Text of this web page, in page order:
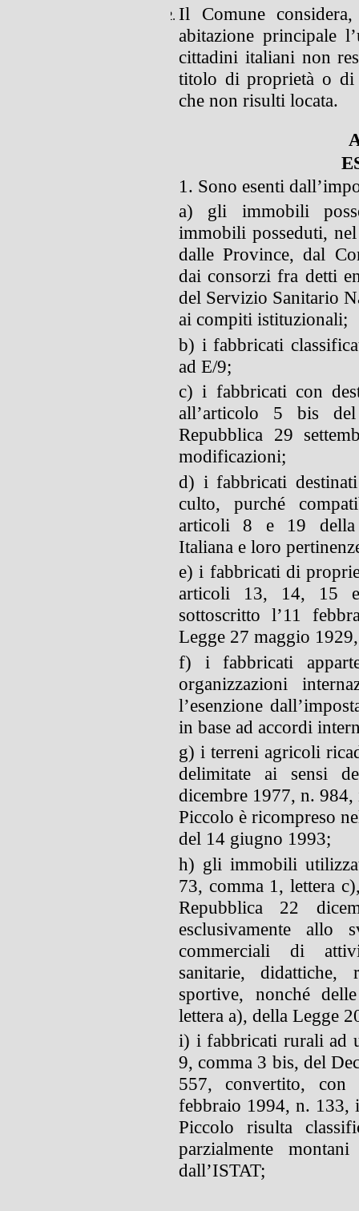
Il Comune
abitazione principale
cittadini italiani non
titolo di proprietà o di
che non risulti locata.
1. Sono esenti
a) gli immobili
immobili posseduti,
dalle Province, dal
dai consorzi fra detti
del Servizio Sanitario
ai compiti istituzionali;
b) i fabbricati
ad E/9;
c) i fabbricati con
all’articolo 5 bis
Repubblica 29
modificazioni;
d) i fabbricati destinati
culto, purché
articoli 8 e 19 della
Italiana e loro
e) i fabbricati di
articoli 13, 14, 15 e
sottoscritto l’11
Legge 27 maggio
f) i fabbricati
organizzazioni
l’esenzione
in base ad accordi
g) i terreni agricoli
delimitate ai sensi
dicembre 1977, n.
Piccolo è ricompreso
del 14 giugno 1993;
h) gli immobili
73, comma 1, lettera
Repubblica 22
esclusivamente allo
commerciali di
sanitarie,
sportive, nonché
lettera a), della Legge
i) i fabbricati rurali ad
9, comma 3 bis, del
557, convertito, con
febbraio 1994, n. 133,
Piccolo risulta
parzialmente
dall’ISTAT;